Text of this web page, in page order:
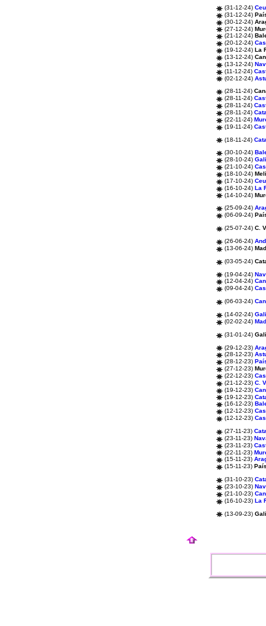
(31-12-24)
(31-12-24)
(30-12-24)
(27-12-24)
(21-12-24)
(20-12-24)
(19-12-24) La
(13-12-24)
(13-12-24)
(11-12-24)
(02-12-24)
(28-11-24)
(28-11-24)
(28-11-24)
(28-11-24)
(22-11-24)
(19-11-24)
(18-11-24)
(30-10-24)
(28-10-24)
(21-10-24)
(18-10-24)
(17-10-24)
(16-10-24) La
(14-10-24)
(25-09-24)
(06-09-24)
(25-07-24) C.
(26-06-24)
(13-06-24)
(03-05-24)
(19-04-24)
(12-04-24)
(09-04-24)
(06-03-24)
(14-02-24)
(02-02-24)
(31-01-24)
(29-12-23)
(28-12-23)
(28-12-23)
(27-12-23)
(22-12-23)
(21-12-23) C.
(19-12-23)
(19-12-23)
(16-12-23)
(12-12-23)
(12-12-23)
(27-11-23)
(23-11-23)
(23-11-23)
(22-11-23)
(15-11-23)
(15-11-23)
(31-10-23)
(23-10-23)
(21-10-23)
(16-10-23) La
(13-09-23)